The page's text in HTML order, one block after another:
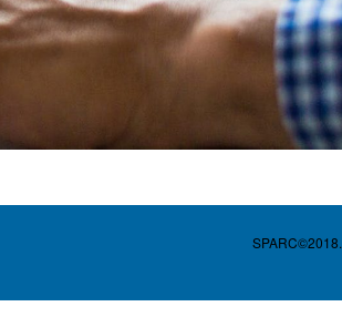
SPARC©2018.